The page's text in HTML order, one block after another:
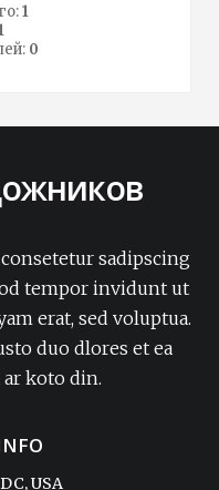
1
0
sadipscing
tempor invidunt ut
erat, sed voluptua.
duo dlores et ea
koto din.
USA